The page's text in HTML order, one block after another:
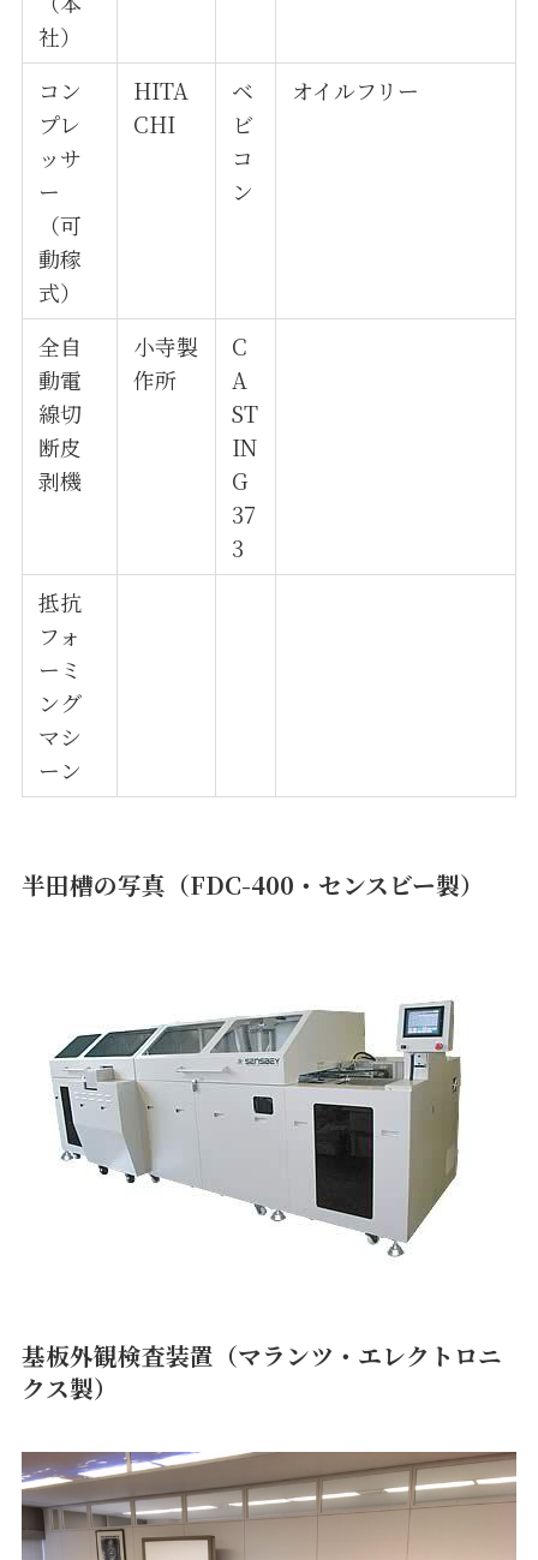
社）
コン
プレ
ッサ
ー
（可
動稼
式）
HITA
CHI
ベ
ビ
コ
ン
オイルフリー
全自
動電
線切
断皮
剥機
小寺製
作所
C
A
ST
IN
G
37
3
抵抗
フォ
ーミ
ング
マシ
ーン
半田槽の写真（FDC-400・センスビー製）
基板外観検査装置（マランツ・エレクトロニ
クス製）